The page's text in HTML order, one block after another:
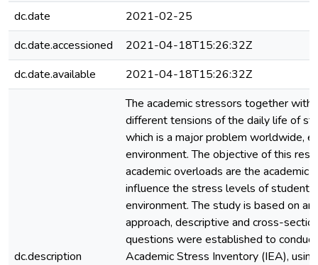
dc.date
2021-02-25
dc.date.accessioned
2021-04-18T15:26:32Z
dc.date.available
2021-04-18T15:26:32Z
dc.description
The academic stressors together with
different tensions of the daily life of
which is a major problem worldwide,
environment. The objective of this
academic overloads are the academic
influence the stress levels of
environment. The study is based on an
approach, descriptive and cross-
questions were established to
Academic Stress Inventory (IEA),